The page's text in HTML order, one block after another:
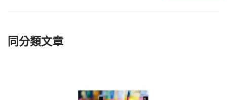
同分類文章